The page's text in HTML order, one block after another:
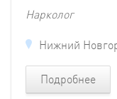
Нарколог
Нижний
Подробнее